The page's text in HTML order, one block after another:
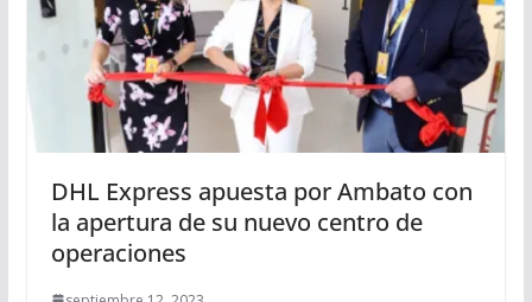
DHL Express apuesta por Ambato con
la apertura de su nuevo centro de
operaciones